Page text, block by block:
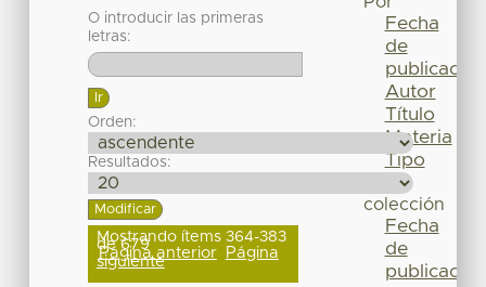
O introducir las primeras
letras:
Orden:
Resultados:
Mostrando ítems 364-383
de 679
Página anterior Página
siguiente
Fecha
de
publicación
Autor
Título
Materia
Tipo
colección
Fecha
de
publicación